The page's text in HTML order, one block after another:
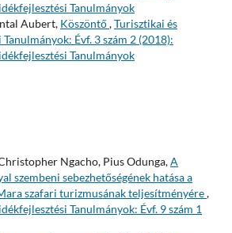
Tanulmányok
Aubert, Köszöntő,Turisztikai és
Évf. 3 szám 2 (2018):
Tanulmányok
Ngacho, Pius Odunga,A
szembeni sebezhetőségének hatása a
szafari turizmusának teljesítményére,
Tanulmányok: Évf. 9 szám 1